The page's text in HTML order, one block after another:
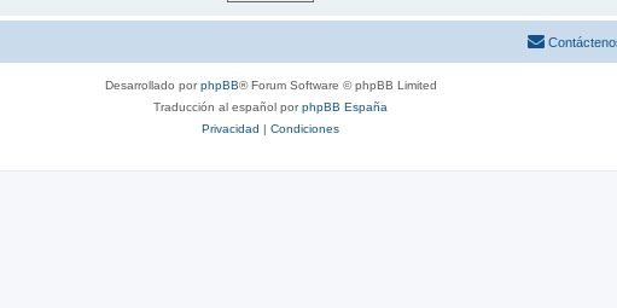
Desarrollado porphpBB® Forum Software © phpBB Limited
Traducción al español porphpBB España
Privacidad | Condiciones